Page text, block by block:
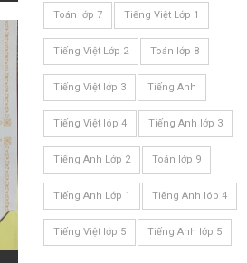
Toán lớp 7 Tiếng Việt Lớp 1
Tiếng Việt Lớp 2 Toán lớp 8
Tiếng Việt lớp 3 Tiếng Anh
Tiếng Việt lóp 4 Tiếng Anh lớp 3
Tiếng Anh Lớp 2 Toán lớp 9
Tiếng Anh Lớp 1 Tiếng Anh lóp 4
Tiếng Việt lớp 5 Tiếng Anh lớp 5